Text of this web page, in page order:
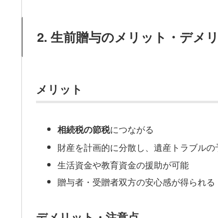
2. 生前贈与のメリット・デメ
メリット
相続税の節税につながる
財産を計画的に分散し、遺産トラブルの
生活資金や教育資金の援助が可能
贈与者・受贈者双方の安心感が得られる